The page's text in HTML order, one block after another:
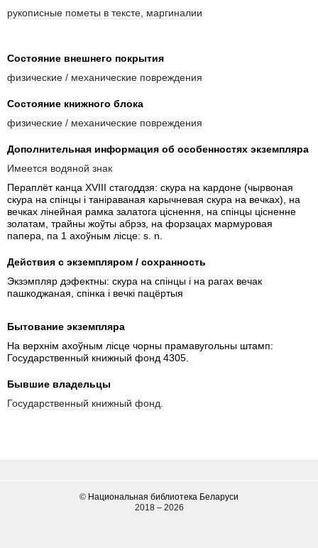
рукописные пометы в тексте, маргиналии
Состояние внешнего покрытия
физические / механические повреждения
Состояние книжного блока
физические / механические повреждения
Дополнительная информация об особенностях экземпляра
Имеется водяной знак
Пераплёт канца XVIII стагоддзя: скура на кардоне (чырвоная
скура на спінцы і таніраваная карычневая скура на вечках), на
вечках лінейная рамка залатога ціснення, на спінцы цісненне
золатам, трайны жоўты абрэз, на форзацах мармуровая
папера, па 1 ахоўным лісце: s. n.
Действия с экземпляром / сохранность
Экзэмпляр дэфектны: скура на спінцы і на рагах вечак
пашкоджаная, спінка і вечкі пацёртыя
Бытование экземпляра
На верхнім ахоўным лісце чорны прамавугольны штамп:
Государственный книжный фонд 4305.
Бывшие владельцы
Государственный книжный фонд.
© Национальная библиотека Беларуси
2018 ‒ 2026